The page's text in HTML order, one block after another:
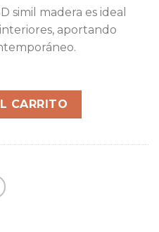
simil madera es ideal
aportando
Tabla Wall Panel
CARRITO